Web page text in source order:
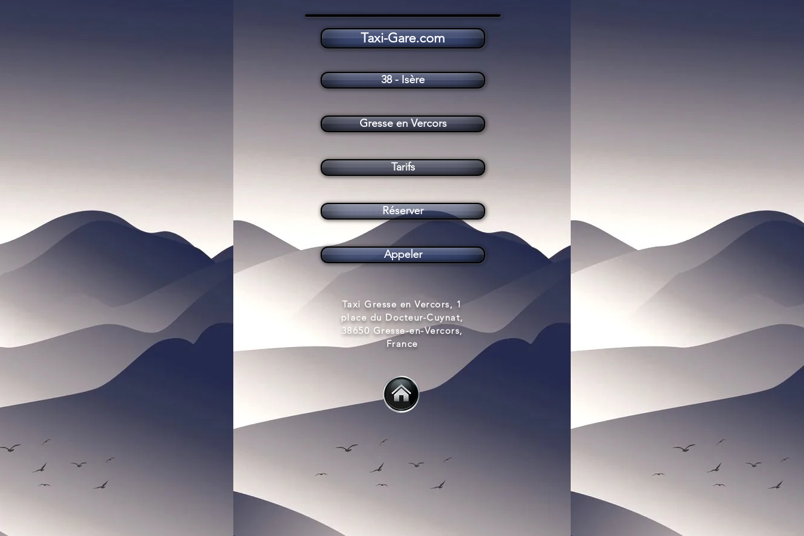
Tarifs
Taxi Gresse en Vercors (38650)
Gresse en Vercors
Taxi-Gare.com
Réserver
Appeler
38 - Isère
Taxi Gresse en Vercors, 1
place du Docteur-Cuynat,
38650 Gresse-en-Vercors,
France